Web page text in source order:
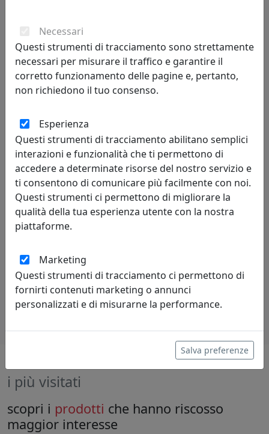
COLORE MODERN, CODICE 04224-D46
Vesta Home
21,00 € 19,74 €
prev
pagina
i più visitati
scopri i prodotti che hanno riscosso
maggior interesse
Necessari
Questi strumenti di tracciamento sono strettamente
necessari per misurare il traffico e garantire il
corretto funzionamento delle pagine e, pertanto,
non richiedono il tuo consenso.
Esperienza
Questi strumenti di tracciamento abilitano semplici
interazioni e funzionalità che ti permettono di
accedere a determinate risorse del nostro servizio e
ti consentono di comunicare più facilmente con noi.
Questi strumenti ci permettono di migliorare la
qualità della tua esperienza utente con la nostra
piattaforme.
Marketing
Questi strumenti di tracciamento ci permettono di
fornirti contenuti marketing o annunci
personalizzati e di misurarne la performance.
Salva preferenze